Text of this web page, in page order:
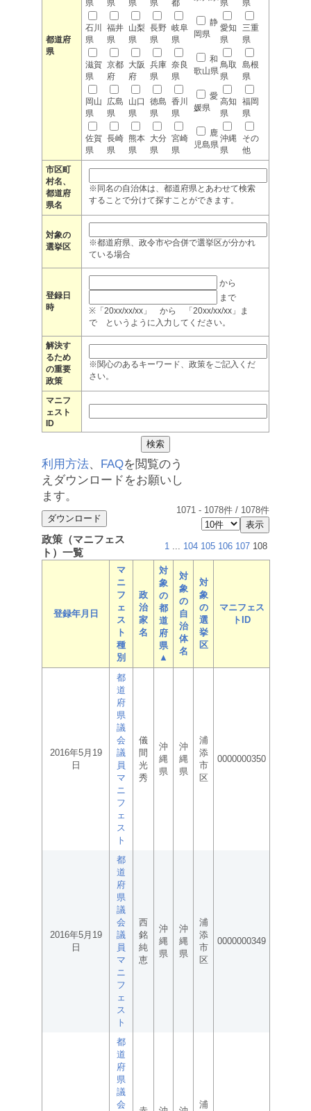
都道府
県
県
県
県
県
都
県
県
石川
県
福井
県
山梨
県
長野
県
岐阜
県
静
岡県
愛知
県
三重
県
滋賀
県
京都
府
大阪
府
兵庫
県
奈良
県
和
歌山県
鳥取
県
島根
県
岡山
県
広島
県
山口
県
徳島
県
香川
県
愛
媛県
高知
県
福岡
県
佐賀
県
長崎
県
熊本
県
大分
県
宮崎
県
鹿
児島県
沖縄
県
その
他
市区町
村名、
都道府
県名
※同名の自治体は、都道府県とあわせて検索
することで分けて探すことができます。
対象の
選挙区
※都道府県、政令市や合併で選挙区が分かれ
ている場合
登録日
時
から
まで
※「20xx/xx/xx」 から 「20xx/xx/xx」ま
で というように入力してください。
解決す
るため
の重要
政策
※関心のあるキーワード、政策をご記入くだ
さい。
マニフ
ェスト
ID
利用方法、 FAQを閲覧のう
えダウンロードをお願いし
ます。
1071 - 1078件 / 1078件
政策（マニフェス
ト）一覧
1 ... 104 105 106 107 108
登録年月日
マ
ニ
フ
ェ
ス
ト
種
別
政
治
家
名
対
象
の
都
道
府
県
▲
対
象
の
自
治
体
名
対
象
の
選
挙
区
マニフェス
トID
2016年5月19
日
都
道
府
県
議
会
議
員
マ
ニ
フ
ェ
ス
ト
儀
間
光
秀
沖
縄
県
沖
縄
県
浦
添
市
区
0000000350
2016年5月19
日
都
道
府
県
議
会
議
員
マ
ニ
フ
ェ
ス
ト
西
銘
純
恵
沖
縄
県
沖
縄
県
浦
添
市
区
0000000349
都
道
府
県
議
会
浦